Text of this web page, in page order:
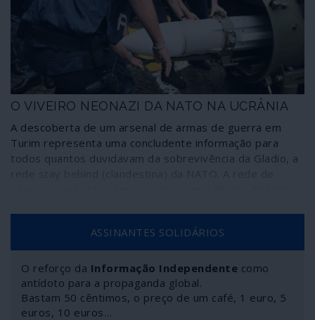
os efeitos, uma estratégia terrorista.
O VIVEIRO NEONAZI DA NATO NA UCRÂNIA
A descoberta de um arsenal de armas de guerra em
Turim representa uma concludente informação para
todos quantos duvidavam da sobrevivência da Gladio, a
ASSINANTES SOLIDÁRIOS
O reforço da Informação Independente como
antídoto para a propaganda global.
Bastam 50 cêntimos, o preço de um café, 1 euro, 5
euros, 10 euros…